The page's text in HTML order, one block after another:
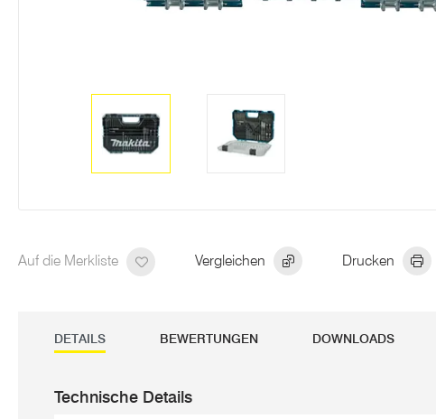
Auf die Merkliste Vergleichen Drucken
DETAILS BEWERTUNGEN DOWNLOADS
Technische Details